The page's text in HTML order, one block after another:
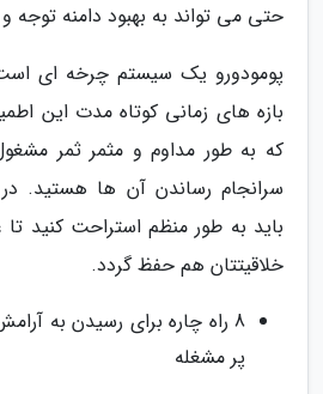
حتی می تواند به بهبود دامنه توجه
پومودورو یک سیستم چرخه ای
بازه های زمانی کوتاه مدت این
که به طور مداوم و مثمر ثمر
سرانجام رساندن آن ها هستید.
باید به طور منظم استراحت کنید تا
خلاقیتتان هم حفظ گردد.
8 راه چاره برای رسیدن به
پر مشغله